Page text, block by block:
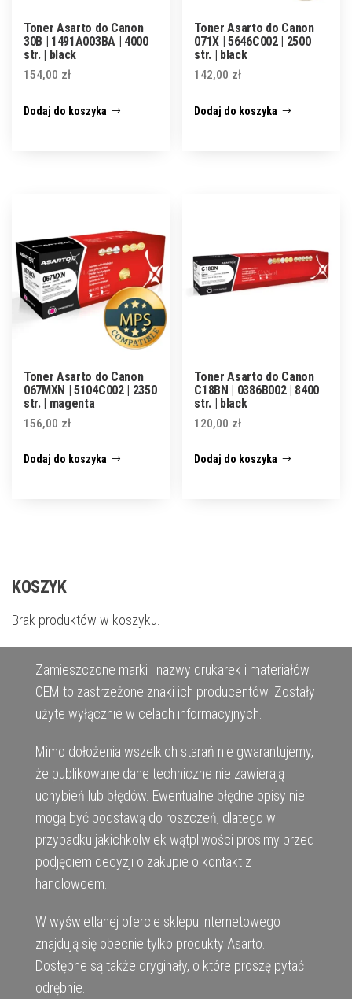
Toner Asarto do Canon
30B | 1491A003BA | 4000
str. | black
154,00 zł
Dodaj do koszyka
Toner Asarto do Canon
071X | 5646C002 | 2500
str. | black
142,00 zł
Dodaj do koszyka
Toner Asarto do Canon
067MXN | 5104C002 | 2350
str. | magenta
156,00 zł
Dodaj do koszyka
Toner Asarto do Canon
C18BN | 0386B002 | 8400
str. | black
120,00 zł
Dodaj do koszyka
KOSZYK
Brak produktów w koszyku.
Zamieszczone marki i nazwy drukarek i materiałów
OEM to zastrzeżone znaki ich producentów. Zostały
użyte wyłącznie w celach informacyjnych.
Mimo dołożenia wszelkich starań nie gwarantujemy,
że publikowane dane techniczne nie zawierają
uchybień lub błędów. Ewentualne błędne opisy nie
mogą być podstawą do roszczeń, dlatego w
przypadku jakichkolwiek wątpliwości prosimy przed
podjęciem decyzji o zakupie o kontakt z
handlowcem.
W wyświetlanej ofercie sklepu internetowego
znajdują się obecnie tylko produkty Asarto.
Dostępne są także oryginały, o które proszę pytać
odrębnie.